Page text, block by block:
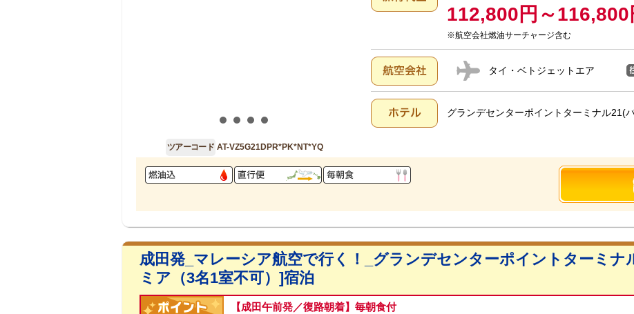
ツアーコード AT-VZ5G21DPR*PK*NT*YQ
112,800円～116,800
※航空会社燃油サーチャージ含む
タイ・ベトジェットエア
グランデセンターポイントターミナル21(
成田発_マレーシア航空で行く！_グランデセンターポイントターミナ
ミア（3名1室不可）]宿泊
【成田午前発／復路朝着】毎朝食付